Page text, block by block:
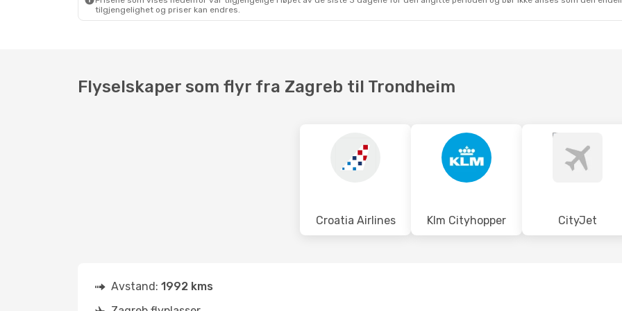
tilgjengelighet og priser kan endres.
Flyselskaper som flyr fra Zagreb til Trondheim
Croatia Airlines Klm Cityhopper CityJet
Avstand: 1992 kms